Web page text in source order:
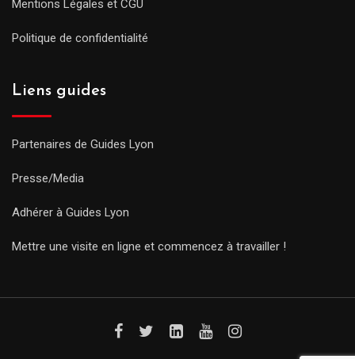
Mentions Légales et CGU
Politique de confidentialité
Liens guides
Partenaires de Guides Lyon
Presse/Media
Adhérer à Guides Lyon
Mettre une visite en ligne et commencez à travailler !